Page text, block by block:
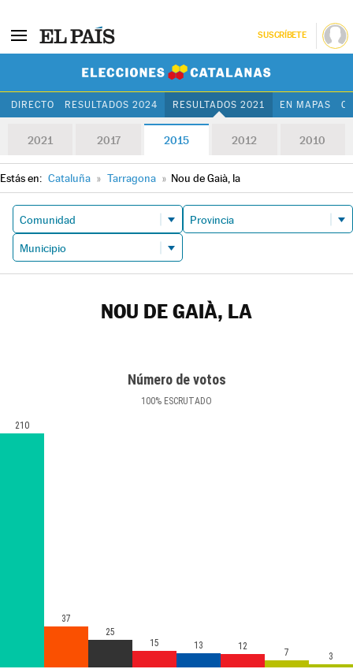
SUSCRÍBETE
DIRECTO RESULTADOS 2024 RESULTADOS 2021 EN MAPAS
2021 2017 2015 2012 2010
Estás en: Cataluña » Tarragona » Nou de Gaià, la
NOU DE GAIÀ, LA
Número de votos
100% ESCRUTADO
210
37
25
15
13 12
7 3